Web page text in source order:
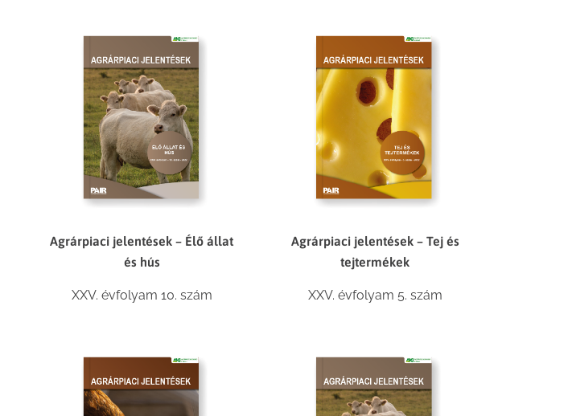
Agrárpiaci jelentések – Élő állat
és hús
XXV. évfolyam 10. szám
Agrárpiaci jelentések – Tej és
tejtermékek
XXV. évfolyam 5. szám